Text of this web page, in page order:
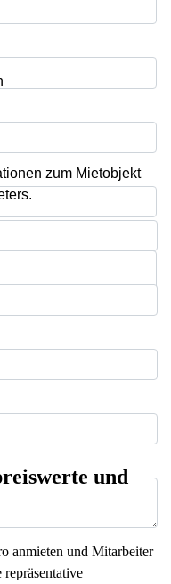
zum Mietobjekt
und
anmieten und Mitarbeiter